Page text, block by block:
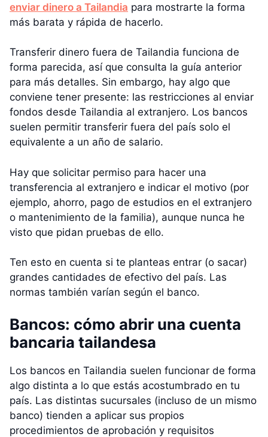
enviar dinero a Tailandia para mostrarte la forma
más barata y rápida de hacerlo.
Transferir dinero fuera de Tailandia funciona de
forma parecida, así que consulta la guía anterior
para más detalles. Sin embargo, hay algo que
conviene tener presente: las restricciones al enviar
fondos desde Tailandia al extranjero. Los bancos
suelen permitir transferir fuera del país solo el
equivalente a un año de salario.
Hay que solicitar permiso para hacer una
transferencia al extranjero e indicar el motivo (por
ejemplo, ahorro, pago de estudios en el extranjero
o mantenimiento de la familia), aunque nunca he
visto que pidan pruebas de ello.
Ten esto en cuenta si te planteas entrar (o sacar)
grandes cantidades de efectivo del país. Las
normas también varían según el banco.
Bancos: cómo abrir una cuenta
bancaria tailandesa
Los bancos en Tailandia suelen funcionar de forma
algo distinta a lo que estás acostumbrado en tu
país. Las distintas sucursales (incluso de un mismo
banco) tienden a aplicar sus propios
procedimientos de aprobación y requisitos